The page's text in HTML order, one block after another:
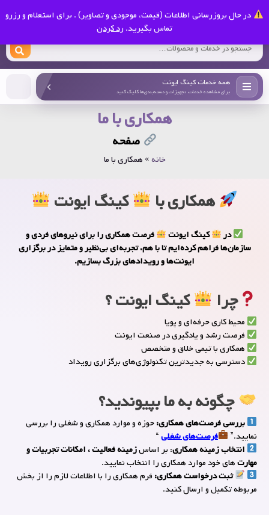
در حال بروزرسانی اطلاعات (قیمت، موجودی و تصاویر) . برای استعلام و رزرو
تماس بگیرید. رد کردن
کینگ ایونت
همه خدمات کینگ ایونت
برای مشاهده خدمات، تجهیزات و دسته‌بندی‌ها کلیک کنید
همکاری با ما
صفحه
خانه»همکاری با ما
همکاری با کینگ ایونت
در کینگ ایونت
فرصت همکاری را برای نیروهای فردی و
سازمان‌ها فراهم کرده‌ایم تا با هم، تجربه‌ای بی‌نظیر و متمایز در برگزاری
ایونت‌ها و رویدادهای بزرگ بسازیم.
چرا کینگ ایونت ؟
محیط کاری حرفه‌ای و پویا
فرصت رشد و یادگیری در صنعت ایونت
همکاری با تیمی خلاق و متخصص
دسترسی به جدیدترین تکنولوژی‌های برگزاری رویداد
چگونه به ما بپیوندید؟
بررسی فرصت‌های همکاری:حوزه و موارد همکاری و شغلی را بررسی
نمایید.”
فرصت‌های شغلی“
انتخاب زمینه همکاری: بر اساسزمینه فعالیت ، امکانات تجربیات و
مهارت‌های خود موارد همکاری را انتخاب نمایید.
ثبت درخواست همکاری: فرم همکاری را با اطلاعات لازم را از بخش
مربوطه تکمیل و ارسال کنید.